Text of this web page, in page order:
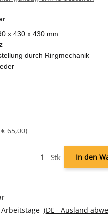
x 430 x 430 mm
durch Ringmechanik
€ 65,00)
Stk In den
Arbeitstage (DE - Ausland